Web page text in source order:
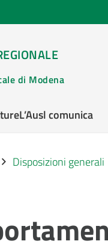
di Modena
L’Ausl comunica
Disposizioni generali